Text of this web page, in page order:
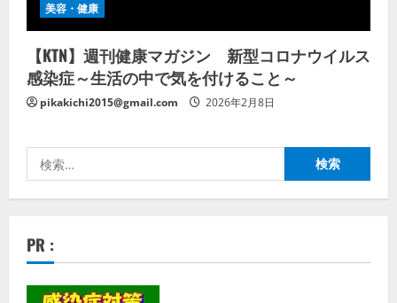
美容・健康
【KTN】週刊健康マガジン 新型コロナウイルス
感染症～生活の中で気を付けること～
pikakichi2015@gmail.com 2026年2月8日
索:
PR :